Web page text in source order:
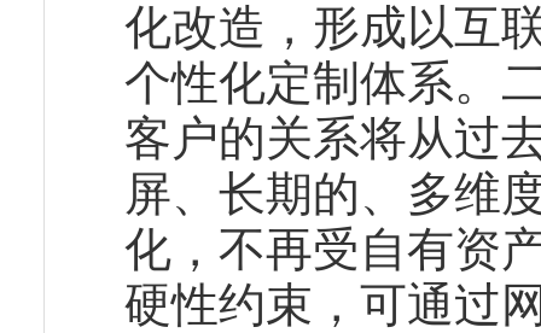
化改造，形成以互
个性化定制体系。
客户的关系将从过
屏、长期的、多维
化，不再受自有资
硬性约束，可通过